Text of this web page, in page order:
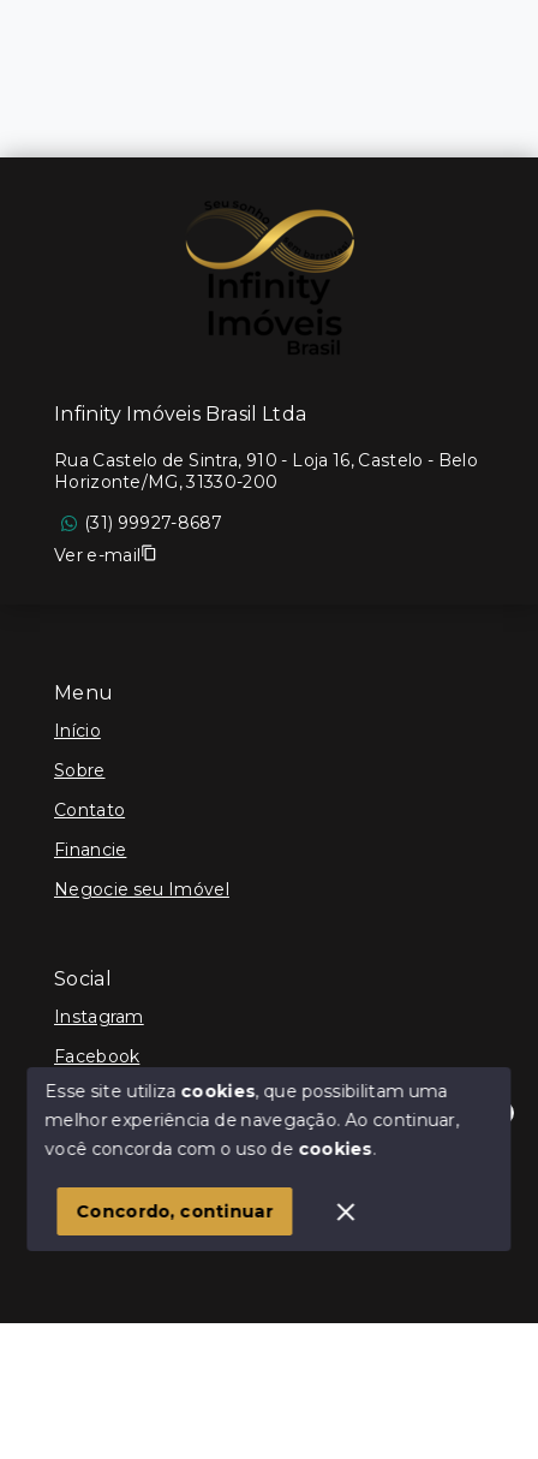
Olá! Estamos disponíveis para te ajudar.
Menu
Início
Sobre
Contato
Financie
Negocie seu Imóvel
Social
Instagram
Facebook
© Copyright 2026 - Infinity Imóveis Brasil Ltda - Todos
SITE PARA IMOBILIARIA
Infinity Imóveis Brasil Ltda
Rua Castelo de Sintra, 910 - Loja 16, Castelo - Belo
Horizonte/MG, 31330-200
(31) 99927-8687
Ver e-mail
Esse site utiliza cookies, que possibilitam uma
melhor experiência de navegação.Ao continuar,
você concorda com o uso de cookies.
Concordo, continuar